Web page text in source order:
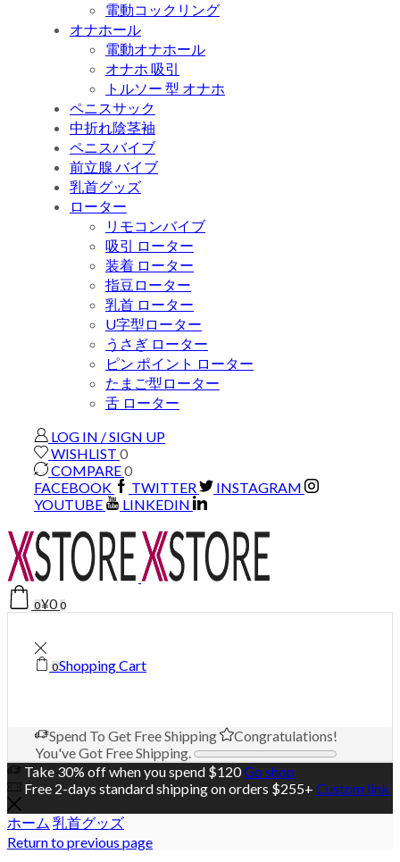
電動コックリング
オナホール
電動オナホール
オナホ 吸引
トルソー 型 オナホ
ペニスサック
中折れ陰茎袖
ペニスバイブ
前立腺 バイブ
乳首グッズ
ローター
リモコンバイブ
吸引 ローター
装着 ローター
指豆ローター
乳首 ローター
U字型ローター
うさぎ ローター
ピン ポイント ローター
たまご型ローター
舌 ローター
LOG IN / SIGN UP
WISHLIST 0
COMPARE0
FACEBOOK
TWITTER
INSTAGRAM
YOUTUBE
LINKEDIN
0¥0 0
0Shopping Cart
Spend To Get Free Shipping
Congratulations!
You've Got Free Shipping.
Take 30% off when you spend $120Go shop
Free 2-days standard shipping on orders $255+ Custom link
ホーム 乳首グッズ
Return to previous page